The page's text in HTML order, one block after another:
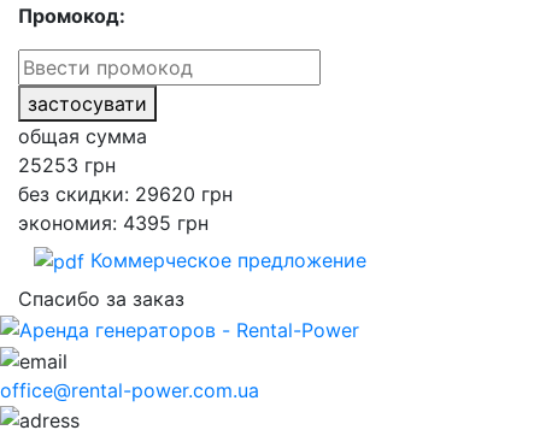
Промокод:
застосувати
общая сумма
25253 грн
без скидки: 29620 грн
экономия: 4395 грн
Коммерческое предложение
Спасибо за заказ
office@rental-power.com.ua